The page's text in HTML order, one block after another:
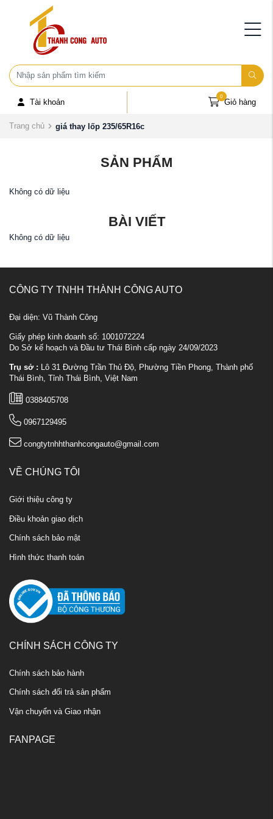
Tài khoản Giỏ hàng
0
Trang chủ giá thay lốp 235/65R16c
SẢN PHẨM
Không có dữ liệu
BÀI VIẾT
Không có dữ liệu
CÔNG TY TNHH THÀNH CÔNG AUTO
Đại diện: Vũ Thành Công
Giấy phép kinh doanh số: 1001072224
Do Sở kế hoạch và Đầu tư Thái Bình cấp ngày 24/09/2023
Trụ sở : Lô 31 Đường Trần Thủ Độ, Phường Tiền Phong, Thành phố
Thái Bình, Tỉnh Thái Bình, Việt Nam
0388405708
0967129495
congtytnhhthanhcongauto@gmail.com
VỀ CHÚNG TÔI
Giới thiệu công ty
Điều khoản giao dịch
Chính sách bảo mật
Hình thức thanh toán
CHÍNH SÁCH CÔNG TY
Chính sách bảo hành
Chính sách đổi trả sản phẩm
Vận chuyển và Giao nhận
FANPAGE